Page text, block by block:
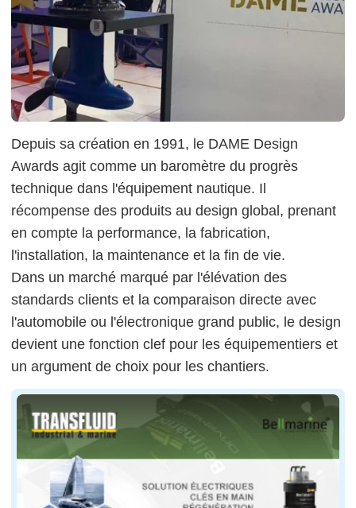
Depuis sa création en 1991, le DAME Design
Awards agit comme un baromètre du progrès
technique dans l'équipement nautique. Il
récompense des produits au design global, prenant
en compte la performance, la fabrication,
l'installation, la maintenance et la fin de vie.
Dans un marché marqué par l'élévation des
standards clients et la comparaison directe avec
l'automobile ou l'électronique grand public, le design
devient une fonction clef pour les équipementiers et
un argument de choix pour les chantiers.